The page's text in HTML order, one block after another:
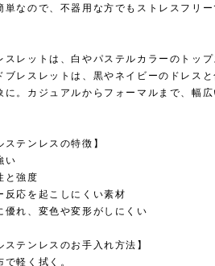
単なので、不器用な方でもストレスフリ
スレットは、白やパステルカラーのトッ
ブレスレットは、黒やネイビーのドレス
に。カジュアルからフォーマルまで、幅
ステンレスの特徴】
い
と強度
反応を起こしにくい素材
優れ、変色や変形がしにくい
ステンレスのお手入れ方法】
軽く拭く。